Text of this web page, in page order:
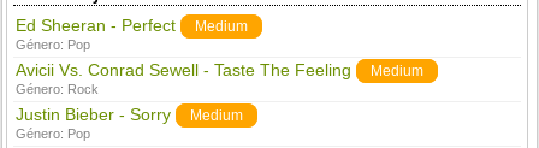
Ed Sheeran - Perfect Medium
Género: Pop
Avicii Vs. Conrad Sewell - Taste The Feeling Medium
Género: Rock
Justin Bieber - Sorry Medium
Género: Pop